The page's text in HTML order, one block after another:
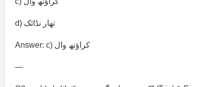
d) تھار نڈائک
Answer: c) کراؤتھ وال
—